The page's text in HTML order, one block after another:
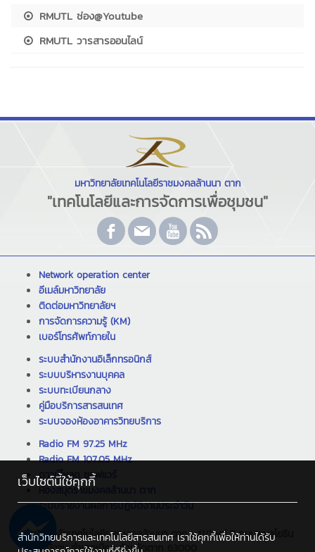
RMUTL ช่อง@Youtube
RMUTL วารสารออนไลน์
มหาวิทยาลัยเทคโนโลยีราชมงคลล้านนา ตาก
"เทคโนโลยีและการจัดการเพื่อชุมชน"
Network operation center
อีเมล์มหาวิทยาลัย
ติดต่อมหาวิทยาลัยฯ
การจัดการความรู้ (KM)
เบอร์โทรศัพท์ภายใน
ระบบสำนักงานอิเล็กทรอนิกส์
ระบบบริหารงานบุคคล
ระบบทะเบียนกลาง
คู่มือบริการสารสนเทศ
ระบบจองห้องอาคารวิทยบริการ
Radio FM 97.25 MHz
Radio FM 107.05 MHz
ดาวน์โหลด ซอฟแวร์
ห้องสมุดราชมงคลล้านนา ตาก
ระบบรายงานผลการปฏิบัติงานประจำวัน
มหาวิทยาลัยเทคโนโลยีราชมงคลล้านนา ตาก : 41/1 หมู่ 7 ถนนพหลโยธิน
ตำบลไม้งาม อำเภอเมือง จังหวัดตาก 63000
เว็บไซต์นี้ใช้คุกกี้
สำนักวิทยบริการและเทคโนโลยีสารสนเทศ เราใช้คุกกี้เพื่อให้ท่านได้รับ